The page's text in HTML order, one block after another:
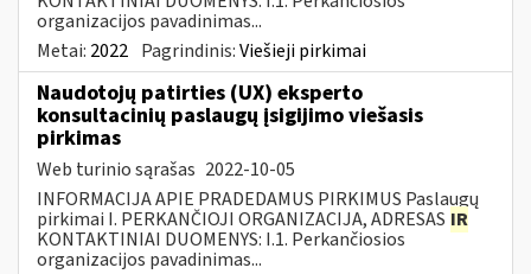
organizacijos pavadinimas...
Metai: 2022 Pagrindinis:Viešieji pirkimai
Naudotojų patirties (UX) eksperto
konsultacinių paslaugų įsigijimo viešasis
pirkimas
Web turinio sąrašas 2022-10-05
INFORMACIJA APIE PRADEDAMUS PIRKIMUS Paslaugų
pirkimai I. PERKANČIOJI ORGANIZACIJA, ADRESAS IR
KONTAKTINIAI DUOMENYS: I.1. Perkančiosios
organizacijos pavadinimas...